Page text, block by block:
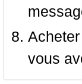
vous